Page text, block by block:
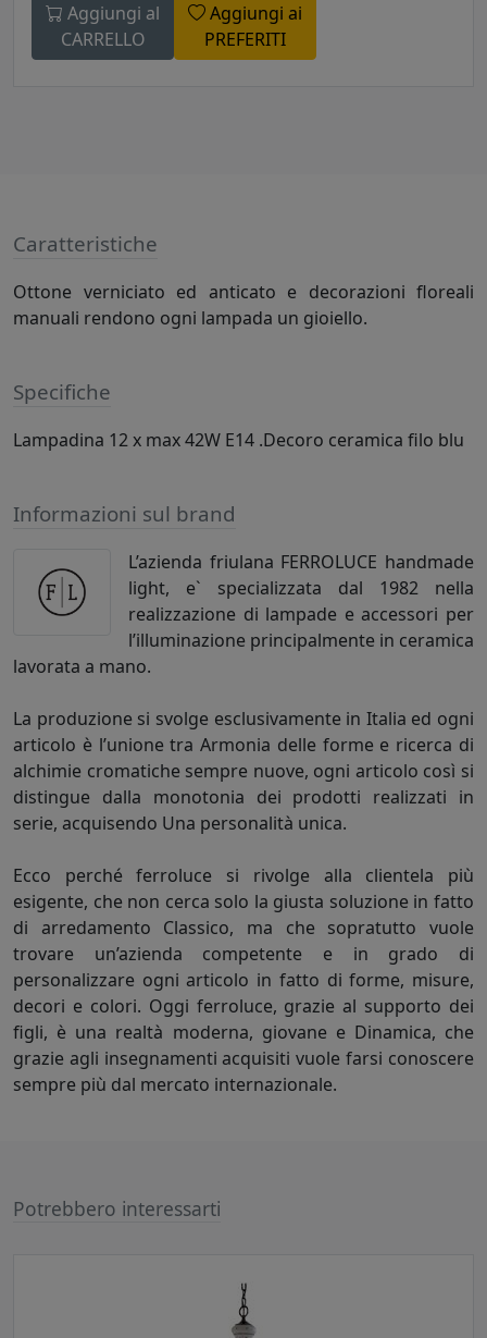
Aggiungi al
CARRELLO
Aggiungi ai
PREFERITI
Caratteristiche
Ottone verniciato ed anticato e decorazioni floreali
manuali rendono ogni lampada un gioiello.
Specifiche
Lampadina 12 x max 42W E14 .Decoro ceramica filo blu
Informazioni sul brand
L’azienda friulana FERROLUCE handmade
light, e` specializzata dal 1982 nella
realizzazione di lampade e accessori per
l’illuminazione principalmente in ceramica
lavorata a mano.
La produzione si svolge esclusivamente in Italia ed ogni
articolo è l’unione tra Armonia delle forme e ricerca di
alchimie cromatiche sempre nuove, ogni articolo così si
distingue dalla monotonia dei prodotti realizzati in
serie, acquisendo Una personalità unica.
Ecco perché ferroluce si rivolge alla clientela più
esigente, che non cerca solo la giusta soluzione in fatto
di arredamento Classico, ma che sopratutto vuole
trovare un’azienda competente e in grado di
personalizzare ogni articolo in fatto di forme, misure,
decori e colori. Oggi ferroluce, grazie al supporto dei
figli, è una realtà moderna, giovane e Dinamica, che
grazie agli insegnamenti acquisiti vuole farsi conoscere
sempre più dal mercato internazionale.
Potrebbero interessarti